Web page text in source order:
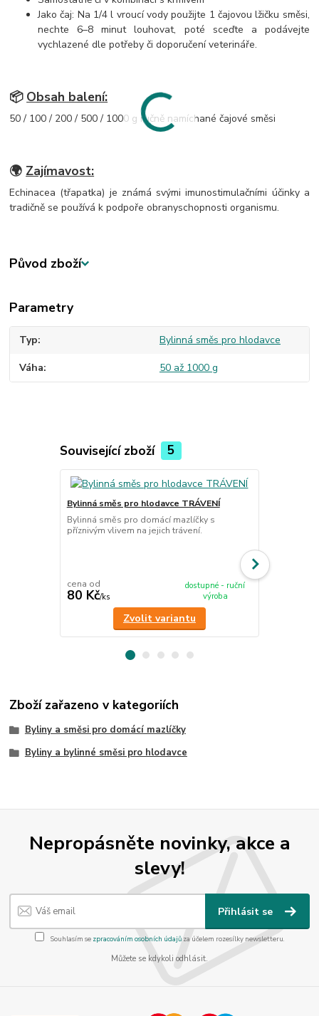
Jako čaj: Na 1/4 l vroucí vody použijte 1 čajovou lžičku směsi,
nechte 6–8 minut louhovat, poté sceďte a podávejte
vychlazené dle potřeby či doporučení veterináře.
📦 Obsah balení:
50 / 100 / 200 / 500 / 1000 g ručně namíchané čajové směsi
🌍 Zajímavost:
Echinacea (třapatka) je známá svými imunostimulačními účinky a
tradičně se používá k podpoře obranyschopnosti organismu.
Původ zboží
Parametry
Typ Bylinná směs pro hlodavce
Váha 50 až 1000 g
Související zboží 5
Bylinná směs pro hlodavce TRÁVENÍ
Bylinná směs pro domácí mazlíčky s
příznivým vlivem na jejich trávení.
cena od
80 Kč/ks
dostupné - ruční
výroba
Zvolit variantu
příznivým
Zboží zařazeno v kategoriích
Byliny a směsi pro domácí mazlíčky
Byliny a bylinné směsi pro hlodavce
Nepropásněte novinky, akce a
slevy!
Přihlásit se
Souhlasím se zpracováním osobních údajůza účelem rozesílky newsletteru.
Můžete se kdykoli odhlásit.